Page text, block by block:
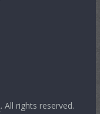
. All rights reserved.